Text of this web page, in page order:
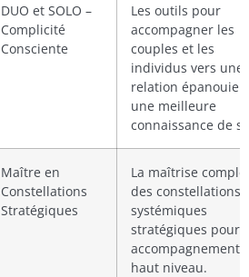
DUO et SOLO –
Complicité
Consciente
Les outils pour
accompagner les
couples et les
individus vers une
relation épanouie
une meilleure
connaissance de
Maître en
Constellations
Stratégiques
La maîtrise
des constellations
systémiques
stratégiques pour
accompagnement
haut niveau.